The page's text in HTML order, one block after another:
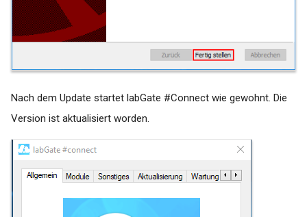
Nach dem Update startet labGate #Connect wie gewohnt. Die
Version ist aktualisiert worden.